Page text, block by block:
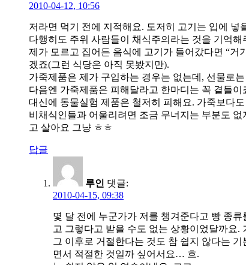
2010-04-12, 10:56
저라면 먹기 전에 지적해요. 도저히 고기는 입에
다행히도 주위 사람들이 채식주의라는 것을 기억
제가 모르고 집어든 음식에 고기가 들어갔다면 “
겠죠(그런 식당은 아직 못봤지만).
가죽제품은 제가 구입하는 경우는 없는데, 선물로
다음엔 가죽제품은 피해달라고 한마디는 꼭 곁들이
대신에 동물실험 제품은 철저히 피해요. 가죽보다
비채식인들과 어울리려면 조금 무너지는 부분도
고 살아요 그냥 ㅎㅎ
답글
루인 댓글:
2010-04-15, 09:38
몇 달 전에 누군가가 저를 챙겨준다고 빵 종
고 그렇다고 받을 수도 없는 상황이었달까요
그 이후로 거절한다는 것도 참 쉽지 않다는
면서 적절한 것일까 싶어서요… 흐.